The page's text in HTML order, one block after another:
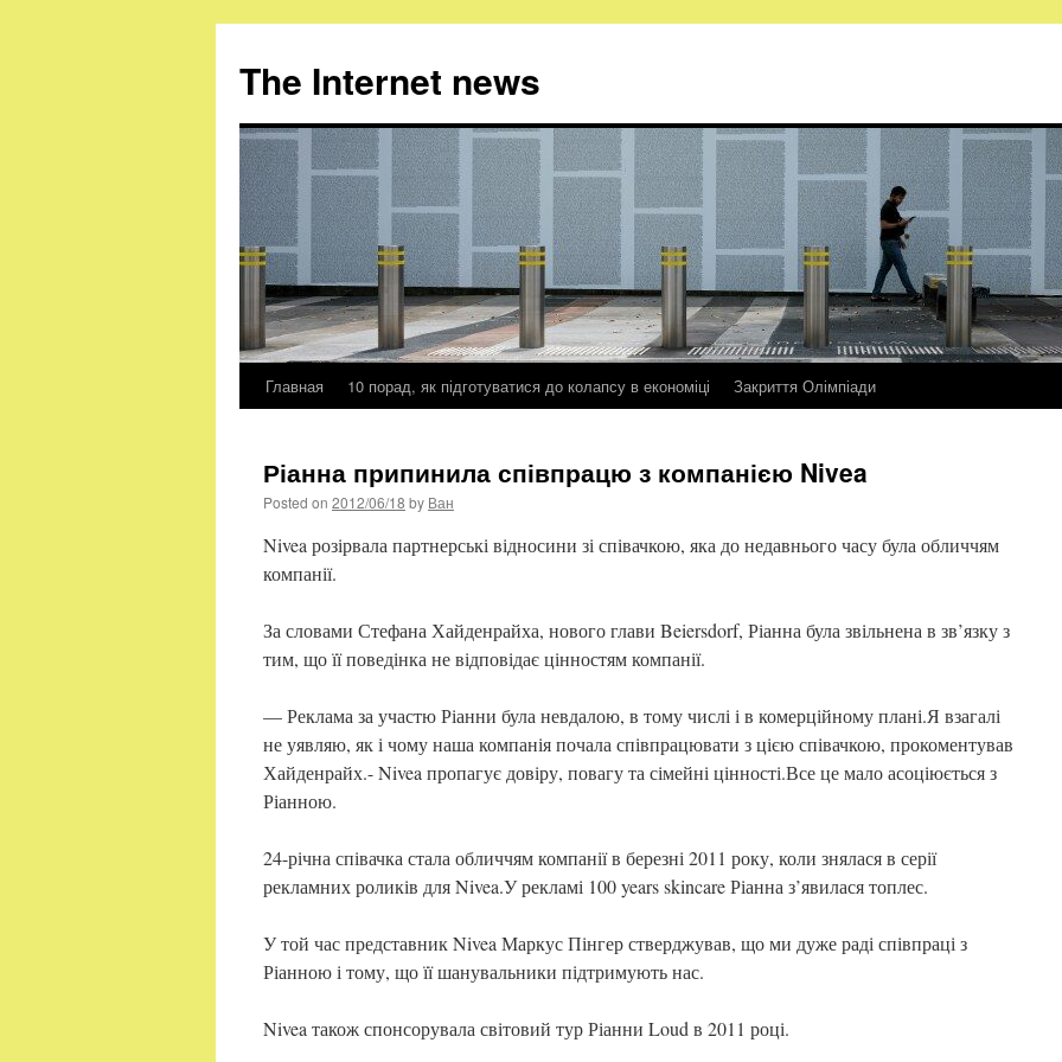
The Internet news
Skip
content
Главная 10 порад, як підготуватися до колапсу в економіці Закриття Олімпіади
Ріанна припинила співпрацю з компанією Nivea
Posted on 2012/06/18 by Ван
Nivea розірвала партнерські відносини зі співачкою, яка до недавнього часу була обличчям
компанії.
За словами Стефана Хайденрайха, нового глави Beiersdorf, Ріанна була звільнена в зв’язку з
тим, що її поведінка не відповідає цінностям компанії.
— Реклама за участю Ріанни була невдалою, в тому числі і в комерційному плані.Я взагалі
не уявляю, як і чому наша компанія почала співпрацювати з цією співачкою, прокоментував
Хайденрайх.- Nivea пропагує довіру, повагу та сімейні цінності.Все це мало асоціюється з
Ріанною.
24-річна співачка стала обличчям компанії в березні 2011 року, коли знялася в серії
рекламних роликів для Nivea.У рекламі 100 years skincare Ріанна з’явилася топлес.
У той час представник Nivea Маркус Пінгер стверджував, що ми дуже раді співпраці з
Ріанною і тому, що її шанувальники підтримують нас.
Nivea також спонсорувала світовий тур Ріанни Loud в 2011 році.